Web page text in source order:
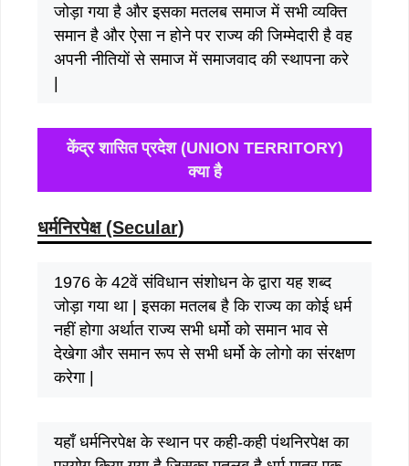
जोड़ा गया है और इसका मतलब समाज में सभी व्यक्ति
समान है और ऐसा न होने पर राज्य की जिम्मेदारी है वह
अपनी नीतियों से समाज में समाजवाद की स्थापना करे
|
केंद्र शासित प्रदेश (UNION TERRITORY)
क्या है
धर्मनिरपेक्ष (Secular)
1976 के 42वें संविधान संशोधन के द्वारा यह शब्द
जोड़ा गया था | इसका मतलब है कि राज्य का कोई धर्म
नहीं होगा अर्थात राज्य सभी धर्मो को समान भाव से
देखेगा और समान रूप से सभी धर्मो के लोगो का संरक्षण
करेगा |
यहाँ धर्मनिरपेक्ष के स्थान पर कही-कही पंथनिरपेक्ष का